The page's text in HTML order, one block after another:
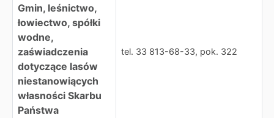
Gmin, leśnictwo,
łowiectwo, spółki
wodne,
zaświadczenia
dotyczące lasów
niestanowiących
własności Skarbu
Państwa
tel. 33 813-68-33, pok. 322